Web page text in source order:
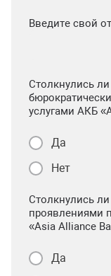
Введите свой
Столкнулись
услугами АКБ
Да
Нет
Столкнулись
проявлениями
«Asia Alliance
Да